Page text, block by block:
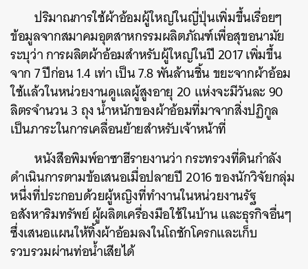
ปริมาณการใช้ผ้าอ้อมผู้ใหญ่ในญี่ปุ่นเพิ่มขึ้นเรื่อยๆ
ข้อมูลจากสมาคมอุตสาหกรรมผลิตภัณฑ์เพื่อสุขอนามัย
ระบุว่า การผลิตผ้าอ้อมสำหรับผู้ใหญ่ในปี 2017 เพิ่มขึ้น
จาก 7 ปีก่อน 1.4 เท่า เป็น 7.8 พันล้านชิ้น ขยะจากผ้าอ้อม
ใช้แล้วในหน่วยงานดูแลผู้สูงอายุ 20 แห่งจะมีวันละ 90
ลิตรจำนวน 3 ถุง น้ำหนักของผ้าอ้อมที่มาจากสิ่งปฏิกูล
เป็นภาระในการเคลื่อนย้ายสำหรับเจ้าหน้าที่
หนังสือพิมพ์อาซาฮีรายงานว่า กระทรวงที่ดินกำลัง
ดำเนินการตามข้อเสนอเมื่อปลายปี 2016 ของนักวิจัยกลุ่ม
หนึ่งที่ประกอบด้วยผู้หญิงที่ทำงานในหน่วยงานรัฐ
อสังหาริมทรัพย์ ผู้ผลิตเครื่องมือใช้ในบ้าน และธุรกิจอื่นๆ
ซึ่งเสนอแผนให้ทิ้งผ้าอ้อมลงในโถชักโครกและเก็บ
รวบรวมผ่านท่อน้ำเสียได้